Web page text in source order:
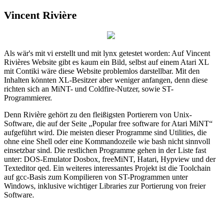
Vincent Rivière
Als wär's mit vi erstellt und mit lynx getestet worden: Auf Vincent
Rivières Website gibt es kaum ein Bild, selbst auf einem Atari XL
mit Contiki wäre diese Website problemlos darstellbar. Mit den
Inhalten könnten XL-Besitzer aber weniger anfangen, denn diese
richten sich an MiNT- und Coldfire-Nutzer, sowie ST-
Programmierer.
Denn Rivière gehört zu den fleißigsten Portierern von Unix-
Software, die auf der Seite „Popular free software for Atari MiNT“
aufgeführt wird. Die meisten dieser Programme sind Utilities, die
ohne eine Shell oder eine Kommandozeile wie bash nicht sinnvoll
einsetzbar sind. Die restlichen Programme gehen in der Liste fast
unter: DOS-Emulator Dosbox, freeMiNT, Hatari, Hypview und der
Texteditor qed. Ein weiteres interessantes Projekt ist die Toolchain
auf gcc-Basis zum Kompilieren von ST-Programmen unter
Windows, inklusive wichtiger Libraries zur Portierung von freier
Software.